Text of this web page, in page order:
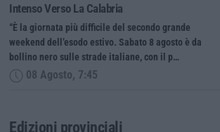
Intenso Verso La Calabria
“È la giornata più difficile del secondo grande
weekend dell’esodo estivo. Sabato 8 agosto è da
bollino nero sulle strade italiane, con il p…
08 Agosto, 7:45
Edizioni provinciali